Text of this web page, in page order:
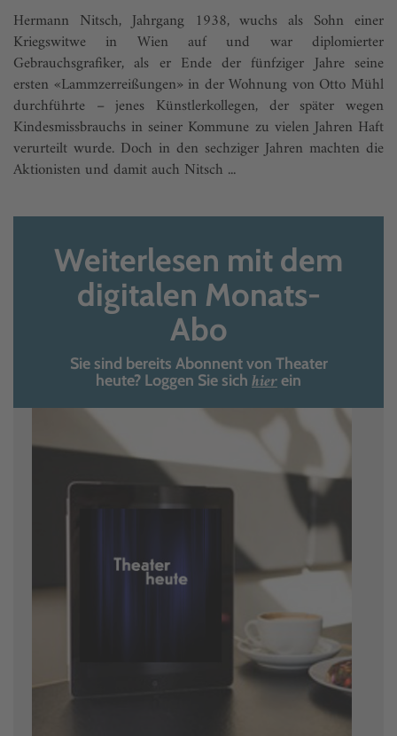
Hermann Nitsch, Jahrgang 1938, wuchs als Sohn einer
Kriegswitwe in Wien auf und war diplomierter
Gebrauchsgrafiker, als er Ende der fünfziger Jahre seine
ersten «Lammzerreißungen» in der Wohnung von Otto Mühl
durchführte – jenes Künstlerkollegen, der später wegen
Kindesmissbrauchs in seiner Kommune zu vielen Jahren Haft
verurteilt wurde. Doch in den sechziger Jahren machten die
Aktionisten und damit auch Nitsch ...
Weiterlesen mit dem
digitalen Monats-
Abo
Sie sind bereits Abonnent von Theater
heute? Loggen Sie sich hierein